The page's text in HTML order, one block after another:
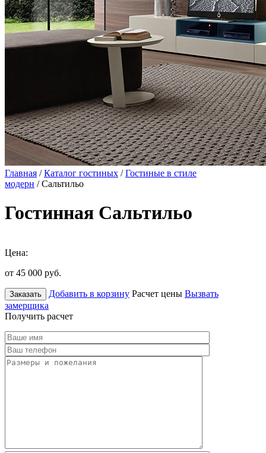
Главная /Каталог гостиных /Гостиные в стиле
модерн / Сальтильо
Гостинная Сальтильо
Цена:
от 45 000 руб.
Заказать Добавить в корзину Расчет цены Вызвать
замерщика
Получить расчет